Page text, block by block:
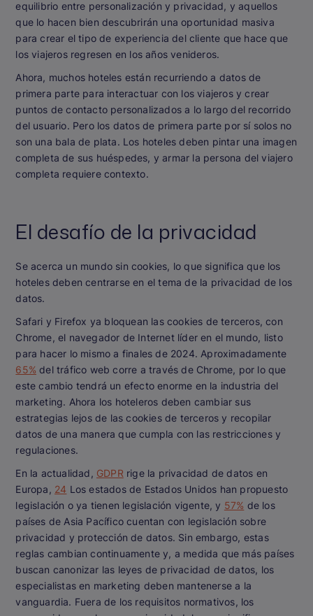
equilibrio entre personalización y privacidad, y aquellos
que lo hacen bien descubrirán una oportunidad masiva
para crear el tipo de experiencia del cliente que hace que
los viajeros regresen en los años venideros.
Ahora, muchos hoteles están recurriendo a datos de
primera parte para interactuar con los viajeros y crear
puntos de contacto personalizados a lo largo del recorrido
del usuario. Pero los datos de primera parte por sí solos no
son una bala de plata. Los hoteles deben pintar una imagen
completa de sus huéspedes, y armar la persona del viajero
completa requiere contexto.
El desafío de la privacidad
Se acerca un mundo sin cookies, lo que significa que los
hoteles deben centrarse en el tema de la privacidad de los
datos.
Safari y Firefox ya bloquean las cookies de terceros, con
Chrome, el navegador de Internet líder en el mundo, listo
para hacer lo mismo a finales de 2024. Aproximadamente
65% del tráfico web corre a través de Chrome, por lo que
este cambio tendrá un efecto enorme en la industria del
marketing. Ahora los hoteleros deben cambiar sus
estrategias lejos de las cookies de terceros y recopilar
datos de una manera que cumpla con las restricciones y
regulaciones.
En la actualidad, GDPR rige la privacidad de datos en
Europa, 24 Los estados de Estados Unidos han propuesto
legislación o ya tienen legislación vigente, y 57% de los
países de Asia Pacífico cuentan con legislación sobre
privacidad y protección de datos. Sin embargo, estas
reglas cambian continuamente y, a medida que más países
buscan canonizar las leyes de privacidad de datos, los
especialistas en marketing deben mantenerse a la
vanguardia. Fuera de los requisitos normativos, los